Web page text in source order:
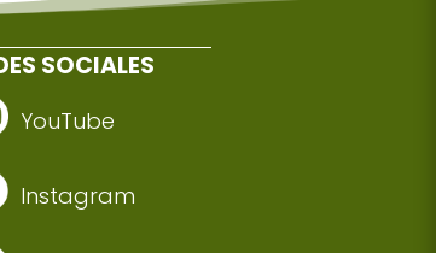
SOCIALES
YouTube
Instagram